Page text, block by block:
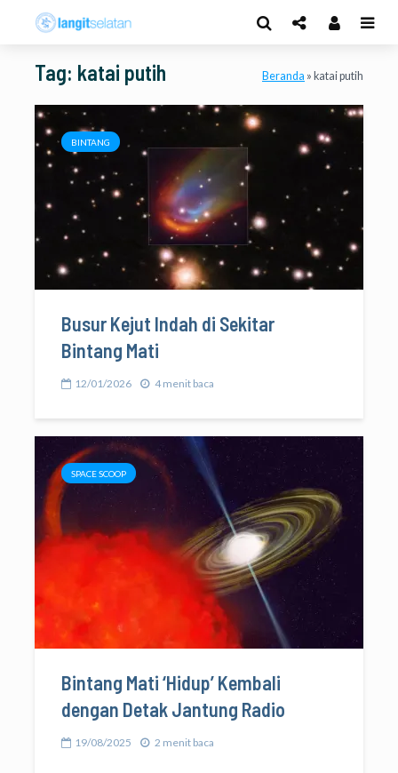
Tag: katai putih Beranda » katai putih
BINTANG
Busur Kejut Indah di Sekitar
Bintang Mati
12/01/2026 4 menit baca
SPACE SCOOP
Bintang Mati ‘Hidup’ Kembali
dengan Detak Jantung Radio
19/08/2025 2 menit baca